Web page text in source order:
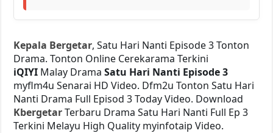
Kepala Bergetar, Satu Hari Nanti Episode 3 Tonton
Drama. Tonton Online Cerekarama Terkini
iQIYI Malay DramaSatu Hari Nanti Episode 3
myflm4u Senarai HD Video. Dfm2u Tonton Satu Hari
Nanti Drama Full Episod 3 Today Video. Download
KbergetarTerbaru Drama Satu Hari Nanti Full Ep 3
Terkini Melayu High Quality myinfotaip Video.